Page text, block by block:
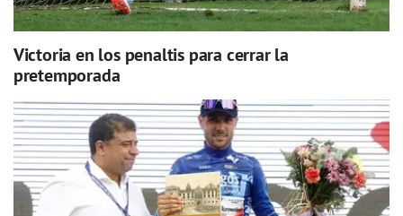
Victoria en los penaltis para cerrar la
pretemporada